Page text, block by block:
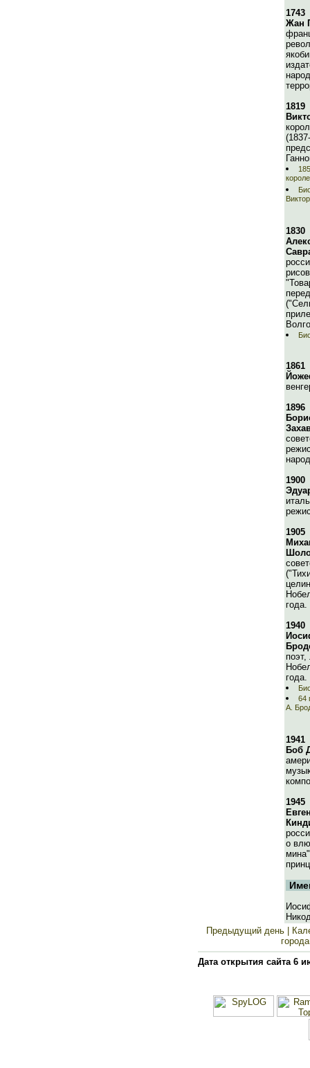
1743
Жан
1819
1830
1861
1896
1900
1905
года.
1940
поэт,
года.
64
А.
1941
Боб
1945
о
Предыдущий день
|
Дата открытия сайта 6